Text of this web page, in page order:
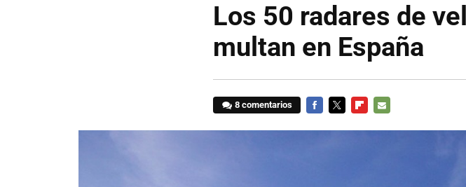
Los 50 radares de
multan en España
8 comentarios